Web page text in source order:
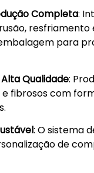
Completa:
resfriamento
para
Qualidade:
e fibrosos com
: O sistema
de